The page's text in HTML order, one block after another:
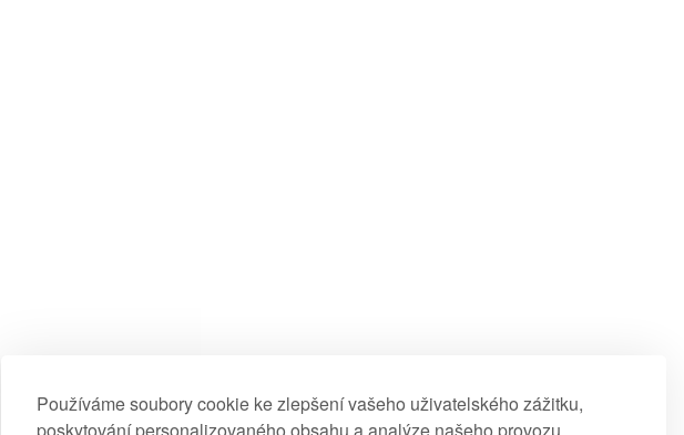
Používáme soubory cookie ke zlepšení vašeho uživatelského zážitku,